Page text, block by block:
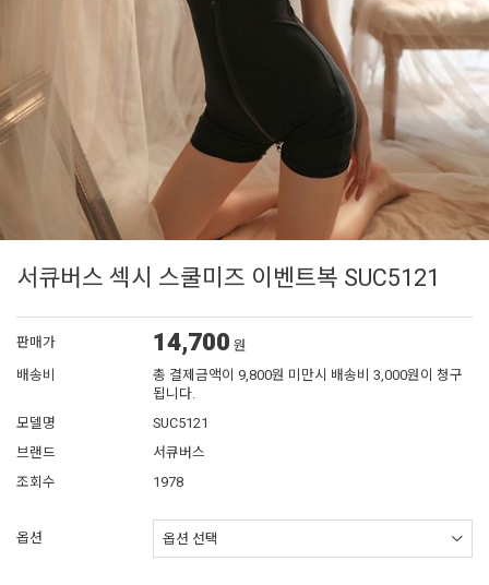
서큐버스 섹시 스쿨미즈 이벤트복 SUC5121
판매가 14,700 원
배송비
총 결제금액이 9,800원 미만시 배송비 3,000원이 청구
됩니다.
모델명
SUC5121
브랜드
서큐버스
조회수
1978
옵션